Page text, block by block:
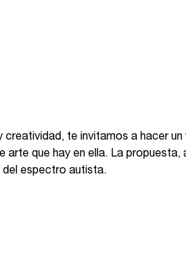
te invitamos a hacer
arte que hay en ella. La
del espectro autista.